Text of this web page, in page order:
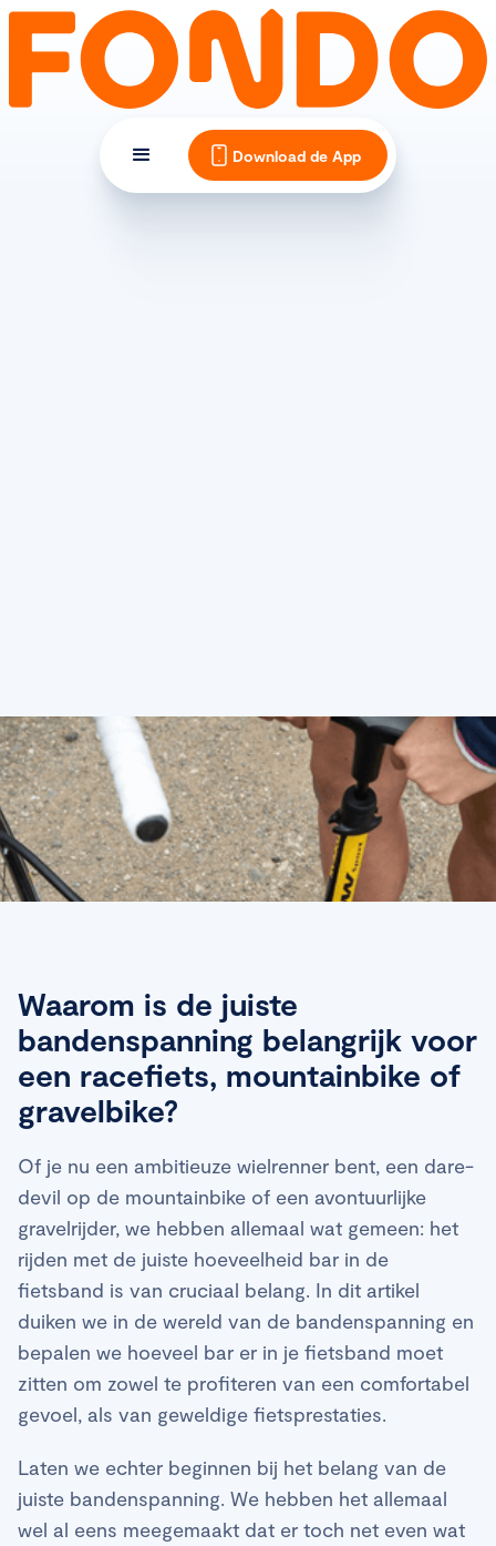
Download de App
Waarom is de juiste
bandenspanning belangrijk voor
een racefiets, mountainbike of
gravelbike?
Of je nu een ambitieuze wielrenner bent, een dare-
devil op de mountainbike of een avontuurlijke
gravelrijder, we hebben allemaal wat gemeen: het
rijden met de juiste hoeveelheid bar in de
fietsband is van cruciaal belang. In dit artikel
duiken we in de wereld van de bandenspanning en
bepalen we hoeveel bar er in je fietsband moet
zitten om zowel te profiteren van een comfortabel
gevoel, als van geweldige fietsprestaties.
Laten we echter beginnen bij het belang van de
juiste bandenspanning. We hebben het allemaal
wel al eens meegemaakt dat er toch net even wat